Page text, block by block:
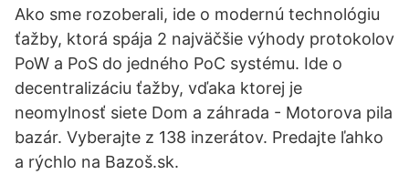
Ako sme rozoberali, ide o modernú technológiu
ťažby, ktorá spája 2 najväčšie výhody protokolov
PoW a PoS do jedného PoC systému. Ide o
decentralizáciu ťažby, vďaka ktorej je
neomylnosť siete Dom a záhrada - Motorova pila
bazár. Vyberajte z 138 inzerátov. Predajte ľahko
a rýchlo na Bazoš.sk.